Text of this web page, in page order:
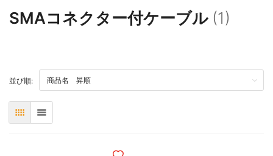
SMAコネクター付ケーブル (1)
並び順:TOP
表 リスト